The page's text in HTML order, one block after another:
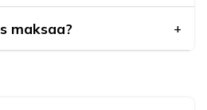
maksaa?